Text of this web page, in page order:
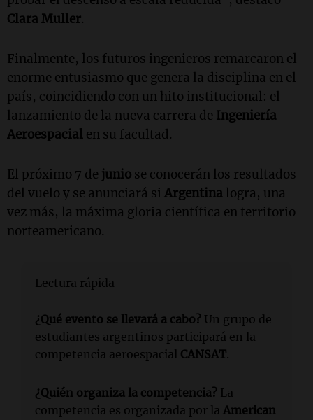
Clara Muller.
Finalmente, los futuros ingenieros remarcaron el
enorme entusiasmo que genera la disciplina en el
país, coincidiendo con un hito institucional: el
lanzamiento de la nueva carrera de Ingeniería
Aeroespacial en su facultad.
El próximo 7 de junio se conocerán los resultados
del vuelo y se anunciará si Argentina logra, una
vez más, la máxima gloria científica en territorio
norteamericano.
Lectura rápida
¿Qué evento se llevará a cabo? Un grupo de
estudiantes argentinos participará en la
competencia aeroespacial CANSAT.
¿Quién organiza la competencia? La
competencia es organizada por la American